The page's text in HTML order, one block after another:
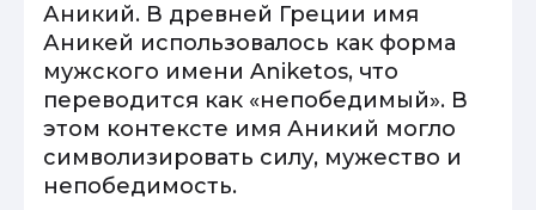
Аникий. В древней Греции имя
Аникей использовалось как форма
мужского имени Aniketos, что
переводится как «непобедимый». В
этом контексте имя Аникий могло
символизировать силу, мужество и
непобедимость.